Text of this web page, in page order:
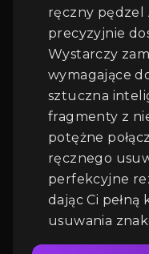
ręczny pędzel
precyzyjnie
Wystarczy
wymagające
sztuczna
fragmenty z
potężne
ręcznego
perfekcyjne
dając Ci
usuwania
Logowanie